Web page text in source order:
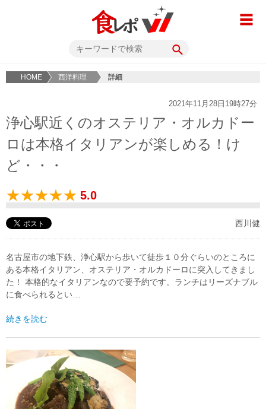
HOME 西洋料理 詳細
2021年11月28日19時27分
浄心駅近くのオステリア・オルカドー
ロは本格イタリアンが楽しめる！け
ど・・・
5.0
西川健
名古屋市の地下鉄、浄心駅から歩いて徒歩１０分ぐらいのところに
ある本格イタリアン、オステリア・オルカドーロに突入してきまし
た！ 本格的なイタリアンなので要予約です。ランチはリーズナブル
に食べられるとい…
続きを読む